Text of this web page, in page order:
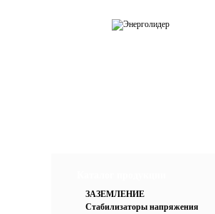
ЗАЗЕМЛЕНИЕ
Стабилизаторы напряжения